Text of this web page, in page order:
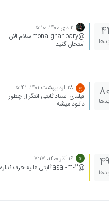
۲ دی ۱۴۰۰،‏ ۵:۱۰
@mona-ghanbary سلام الان
امتحان کنید
ح
۲۸ اردیبهشت ۱۴۰۱،‏ ۵:۴۱
فیلمای استاد ثابتی انتگرال چطور
دانلود میشه
۱۶ آذر ۱۴۰۰،‏ ۷:۱۷
@asal-m-2 ثابتی عالیه حرف نداره